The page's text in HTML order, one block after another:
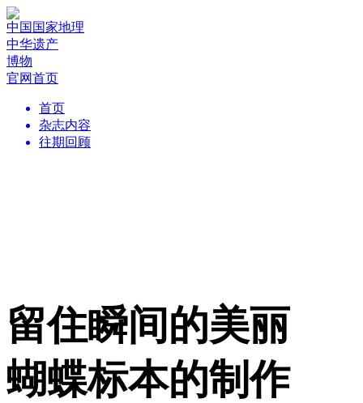
中国国家地理
中华遗产
博物
官网首页
首页
杂志内容
往期回顾
留住瞬间的美丽
蝴蝶标本的制作